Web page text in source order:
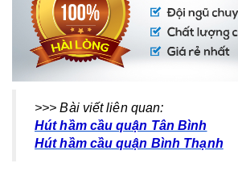
>>> Bài viết liên quan:
Hút hầm cầu quận Tân Bình
Hút hầm cầu quận Bình Thạnh